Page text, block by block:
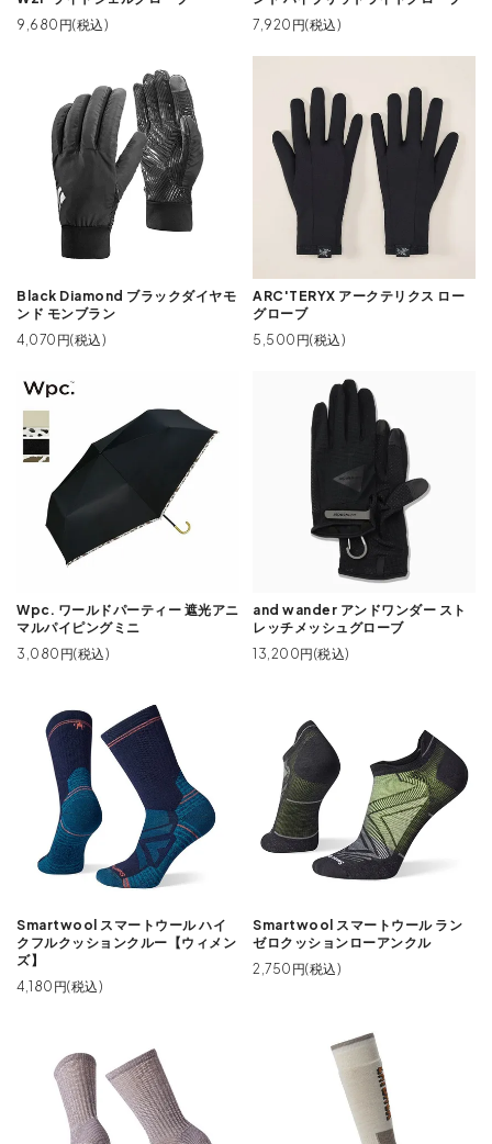
9,680円(税込)
7,920円(税込)
Black Diamond ブラックダイヤモ
ンド モンブラン
4,070円(税込)
ARC'TERYX アークテリクス ロー
グローブ
5,500円(税込)
Wpc. ワールドパーティー 遮光アニ
マルパイピングミニ
3,080円(税込)
and wander アンドワンダー スト
レッチメッシュグローブ
13,200円(税込)
Smartwool スマートウール ハイ
クフルクッションクルー【ウィメン
ズ】
4,180円(税込)
Smartwool スマートウール ラン
ゼロクッションローアンクル
2,750円(税込)